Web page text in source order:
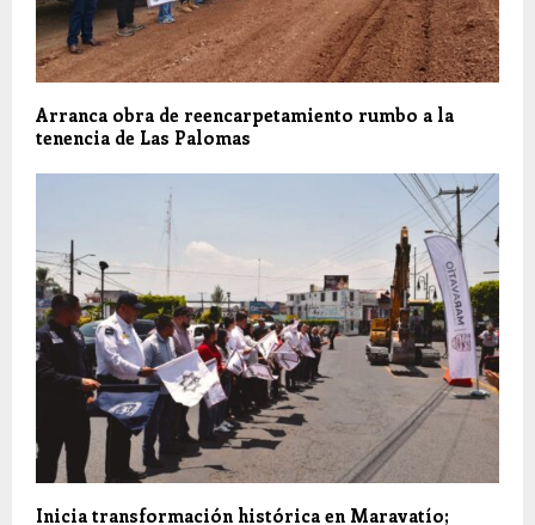
Arranca obra de reencarpetamiento rumbo a la
tenencia de Las Palomas
Inicia transformación histórica en Maravatío;